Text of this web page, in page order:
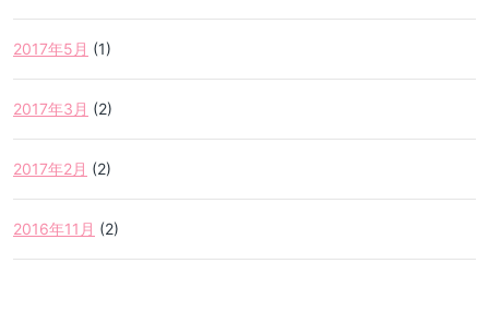
2017年5月 (1)
2017年3月 (2)
2017年2月 (2)
2016年11月 (2)